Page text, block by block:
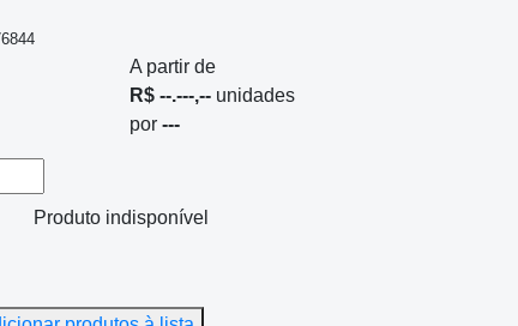
A partir de
R$ --.---,--unidades
por ---
Produto indisponível